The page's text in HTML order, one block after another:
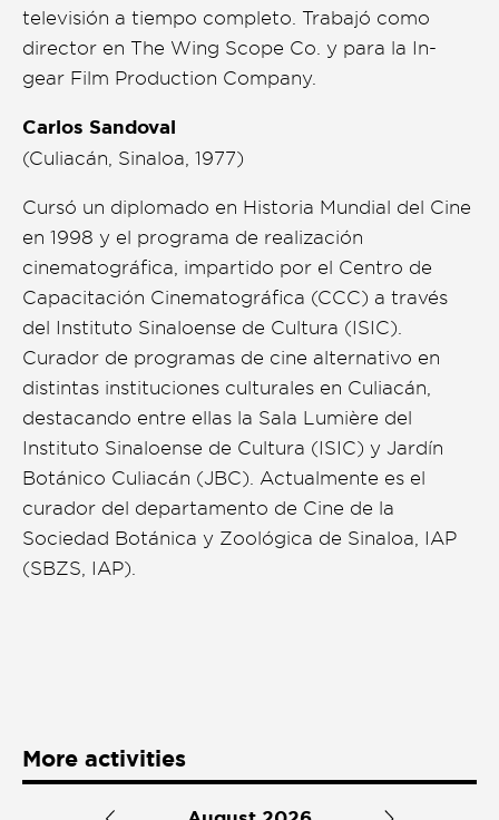
televisión a tiempo completo. Trabajó como
director en The Wing Scope Co. y para la In-
gear Film Production Company.
Carlos Sandoval
(Culiacán, Sinaloa, 1977)
Cursó un diplomado en Historia Mundial del Cine
en 1998 y el programa de realización
cinematográfica, impartido por el Centro de
Capacitación Cinematográfica (CCC) a través
del Instituto Sinaloense de Cultura (ISIC).
Curador de programas de cine alternativo en
distintas instituciones culturales en Culiacán,
destacando entre ellas la Sala Lumière del
Instituto Sinaloense de Cultura (ISIC) y Jardín
Botánico Culiacán (JBC). Actualmente es el
curador del departamento de Cine de la
Sociedad Botánica y Zoológica de Sinaloa, IAP
(SBZS, IAP).
More activities